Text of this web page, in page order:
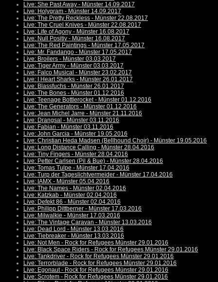
Live: She Past Away - Münster 14.09.2017
Live: Holygram - Münster 14.09.2017
Live: The Pretty Reckless - Münster 22.08.2017
Live: The Cruel Knives - Münster 22.08.2017
Live: Life of Agony - Münster 16.08.2017
Live: Null Positiv - Münster 16.08.2017
Live: The Red Paintings - Münster 17.05.2017
Live: Mr. Fandango - Münster 17.05.2017
Live: Broilers - Münster 03.03.2017
Live: Tiger Army - Münster 03.03.2017
Live: Falco Musical - Münster 23.02.2017
Live: I Heart Sharks - Münster 26.01.2017
Live: Blassfuchs - Münster 26.01.2017
Live: The Bones - Münster 01.12.2016
Live: Teenage Bottlerocket - Münster 01.12.2016
Live: The Generators - Münster 01.12.2016
Live: Jean Michel Jarre - Münster 21.11.2016
Live: Drangsal - Münster 03.11.2016
Live: Fabian - Münster 03.11.2016
Live: John Garcia - Münster 19.05.2016
Live: Christian Heda Madsen (Bellhound Choir) - Münster 19.05.2016
Live: Long Distance Calling - Münster 28.04.2016
Live: Tiny Fingers - Münster 28.04.2016
Live: Petter Carlsen (Pil & Bue) - Münster 28.04.2016
Live: Tomas Tulpe - Münster 17.04.2016
Live: Turp der Tageslichtvermeider - Münster 17.04.2016
Live: IAMX - Münster 05.04.2016
Live: The Names - Münster 02.04.2016
Live: Katzkab - Münster 02.04.2016
Live: Defekt 86 - Münster 02.04.2016
Live: Philipp Dittberner - Münster 17.03.2016
Live: Milwalkie - Münster 17.03.2016
Live: The Vintage Caravan - Münster 13.03.2016
Live: Dead Lord - Münster 13.03.2016
Live: Tiebreaker - Münster 13.03.2016
Live: Not Men - Rock for Refugees Münster 29.01.2016
Live: Black Space Riders - Rock for Refugees Münster 29.01.2016
Live: Tankdriver - Rock for Refugees Münster 29.01.2016
Live: Terrorblade - Rock for Refugees Münster 29.01.2016
Live: Egonaut - Rock for Refugees Münster 29.01.2016
Live: Scrotem - Rock for Refugees Münster 29.01.2016